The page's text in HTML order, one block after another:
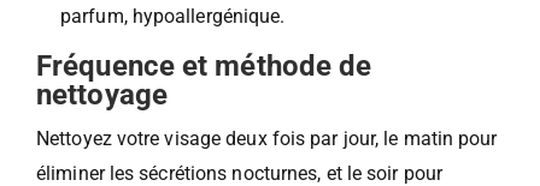
parfum, hypoallergénique.
Fréquence et méthode de
nettoyage
Nettoyez votre visage deux fois par jour, le matin pour
éliminer les sécrétions nocturnes, et le soir pour